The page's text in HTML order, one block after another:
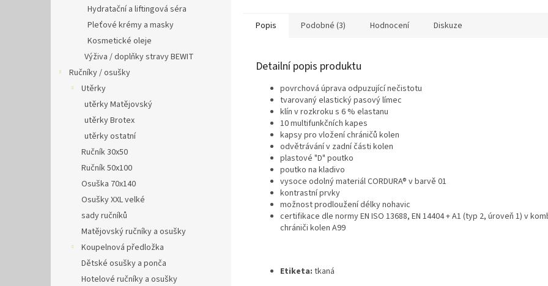
Hydratační a liftingová séra
Pleťové krémy a masky
Kosmetické oleje
Výživa / doplňky stravy BEWIT
Ručníky / osušky
Utěrky
utěrky Matějovský
utěrky Brotex
utěrky ostatní
Ručník 30x50
Ručník 50x100
Osuška 70x140
Osušky XXL velké
sady ručníků
Matějovský ručníky a osušky
Koupelnová předložka
Dětské osušky a ponča
Hotelové ručníky a osušky
Popis Podobné (3) Hodnocení Diskuze
Detailní popis produktu
povrchová úprava odpuzující nečistotu
tvarovaný elastický pasový límec
klín v rozkroku s 6 % elastanu
10 multifunkčních kapes
kapsy pro vložení chráničů kolen
odvětrávání v zadní části kolen
plastové "D" poutko
poutko na kladivo
vysoce odolný materiál CORDURA® v barvě 01
kontrastní prvky
možnost prodloužení délky nohavic
certifikace dle normy EN ISO 13688, EN 14404 + A1 (typ 2, úroveň 1) v
chrániči kolen A99
Etiketa: tkaná